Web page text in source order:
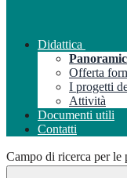
Didattica
Offerta
I progetti
Attività
Documenti utili
Contatti
Campo di ricerca per le